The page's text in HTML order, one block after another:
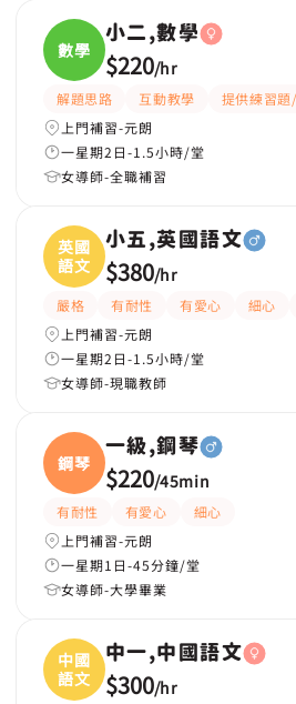
數學
小二,數學
$220/hr
解題思路 互動教學 提供練習
上門補習-元朗
一星期2日-1.5小時/堂
女導師-全職補習
英國
語文
小五,英國語文
$380/hr
嚴格 有耐性 有愛心 細心
上門補習-元朗
一星期2日-1.5小時/堂
女導師-現職教師
鋼琴
一級,鋼琴
$220/45min
有耐性 有愛心
細心
上門補習-元朗
一星期1日-45分鐘/堂
女導師-大學畢業
中國
語文
中一,中國語文
$300/hr